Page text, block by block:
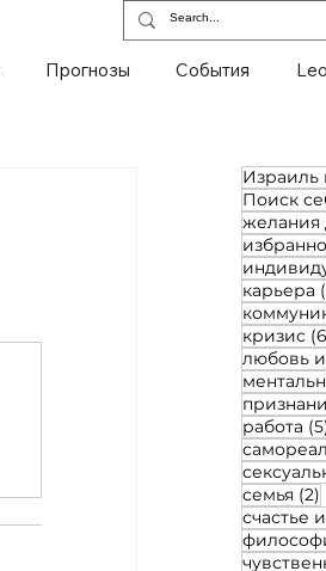
Прогнозы События
Израиль
Поиск
желания
карьера
кризис
любовь
работа
семья (2)
счастье